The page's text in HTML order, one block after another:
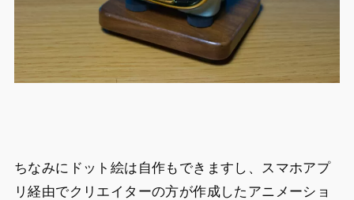
ちなみにドット絵は自作もできますし、スマホアプ
リ経由でクリエイターの方が作成したアニメーショ